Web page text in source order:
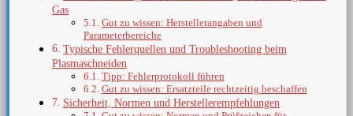
Gas
Gut zu wissen: Herstellerangaben und
Parameterbereiche
Typische Fehlerquellen und Troubleshooting beim
Plasmaschneiden
Tipp: Fehlerprotokoll führen
Gut zu wissen: Ersatzteile rechtzeitig beschaffen
Sicherheit, Normen und Herstellerempfehlungen